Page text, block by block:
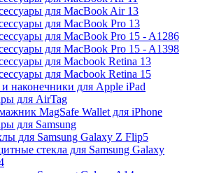
для MacBook Air 13
для MacBook Pro 13
для MacBook Pro 15 - A1286
для MacBook Pro 15 - A1398
для Macbook Retina 13
для Macbook Retina 15
наконечники для Apple iPad
для AirTag
MagSafe Wallet для iPhone
для Samsung
для Samsung Galaxy Z Flip5
стекла для Samsung Galaxy